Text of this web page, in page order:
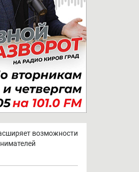
возможности